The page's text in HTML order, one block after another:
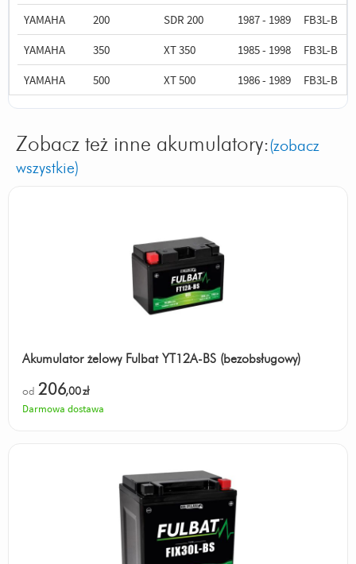
YAMAHA
200 SDR 200 1987 - 1989
FB3L-B
YAMAHA
350 XT 350 1985 - 1998
FB3L-B
YAMAHA
500 XT 500 1986 - 1989 FB3L-B
Zobacz też inne akumulatory:(zobacz
wszystkie)
Akumulator żelowy Fulbat YT12A-BS (bezobsługowy)
od 206,00zł
Darmowa dostawa